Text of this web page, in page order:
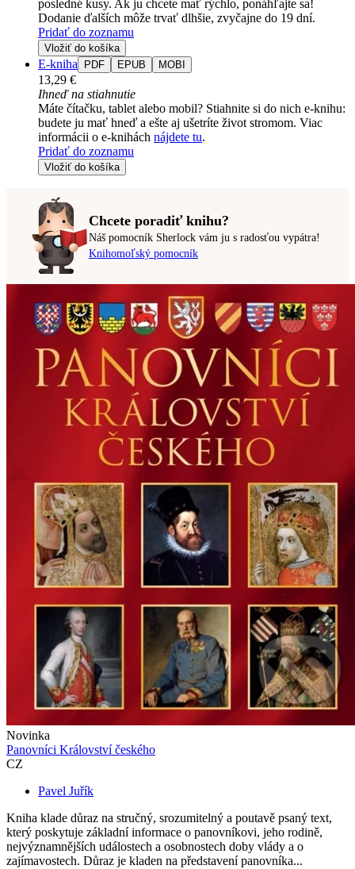
posledné kusy. Ak ju chcete mať rýchlo, ponáhľajte sa!
Dodanie ďalších môže trvať dlhšie, zvyčajne do 19 dní.
Pridať do zoznamu
Vložiť do košíka
E-kniha PDF EPUB MOBI
13,29 €
Ihneď na stiahnutie
Máte čítačku, tablet alebo mobil? Stiahnite si do nich e-knihu:
budete ju mať hneď a ešte aj ušetríte život stromom. Viac
informácii o e-knihách nájdete tu.
Pridať do zoznamu
Vložiť do košíka
Chcete poradiť knihu?
Náš pomocník Sherlock vám ju s radosťou vypátra!
Knihomoľský pomocník
Novinka
Panovníci Království českého
CZ
Pavel Juřík
Kniha klade důraz na stručný, srozumitelný a poutavě psaný text,
který poskytuje základní informace o panovníkovi, jeho rodině,
nejvýznamnějších událostech a osobnostech doby vlády a o
zajímavostech. Důraz je kladen na představení panovníka...